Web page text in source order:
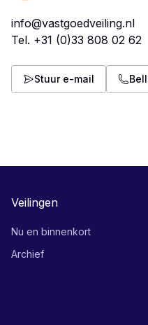
info@vastgoedveiling.nl
Tel. +31 (0)33 808 02 62
Stuur e-mail
Veilingen
Nu en binnenkort
Archief